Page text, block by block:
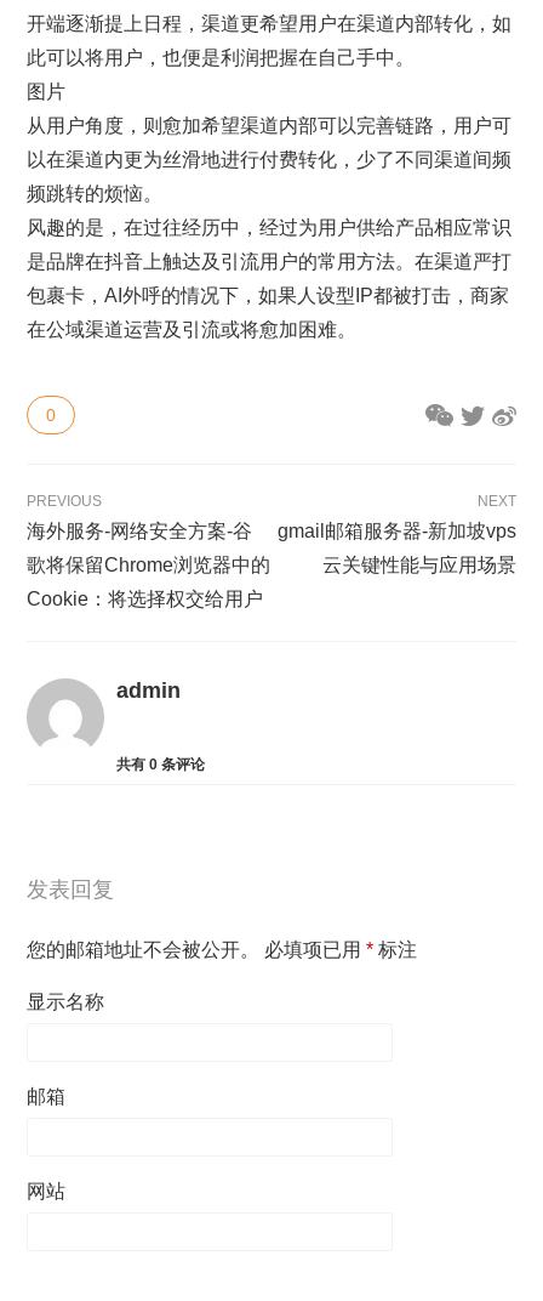
开端逐渐提上日程，渠道更希望用户在渠道内部转化，如
此可以将用户，也便是利润把握在自己手中。
图片
从用户角度，则愈加希望渠道内部可以完善链路，用户可
以在渠道内更为丝滑地进行付费转化，少了不同渠道间频
频跳转的烦恼。
风趣的是，在过往经历中，经过为用户供给产品相应常识
是品牌在抖音上触达及引流用户的常用方法。在渠道严打
包裹卡，AI外呼的情况下，如果人设型IP都被打击，商家
在公域渠道运营及引流或将愈加困难。
0
PREVIOUS
海外服务-网络安全方案-谷
歌将保留Chrome浏览器中的
Cookie：将选择权交给用户
NEXT
gmail邮箱服务器-新加坡vps
云关键性能与应用场景
admin
共有0 条评论
发表回复
您的邮箱地址不会被公开。 必填项已用* 标注
显示名称
邮箱
网站